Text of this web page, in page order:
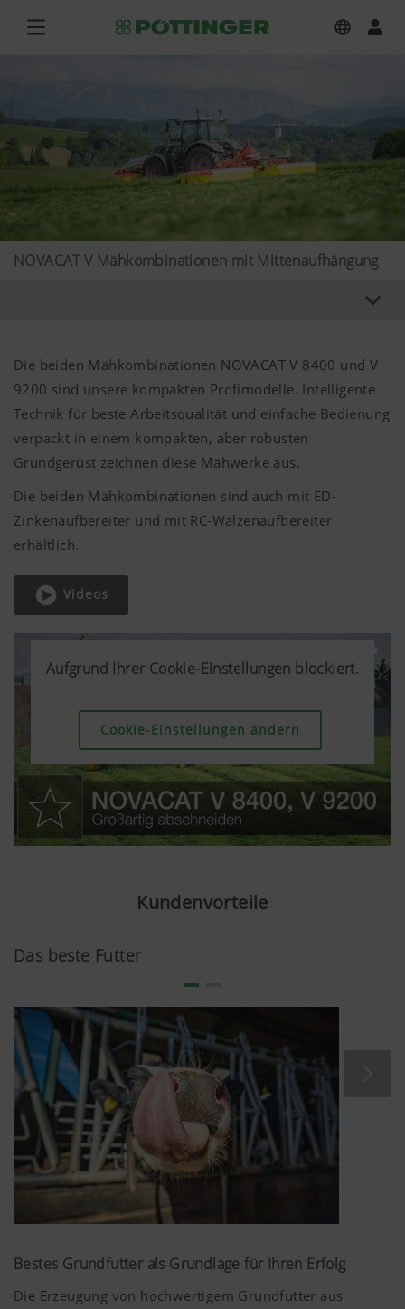
NOVACAT V Mähkombinationen mit Mittenaufhängung
Die beiden Mähkombinationen NOVACAT V 8400 und V
9200 sind unsere kompakten Profimodelle. Intelligente
Technik für beste Arbeitsqualität und einfache Bedienung
verpackt in einem kompakten, aber robusten
Grundgerüst zeichnen diese Mähwerke aus.
Die beiden Mähkombinationen sind auch mit ED-
Zinkenaufbereiter und mit RC-Walzenaufbereiter
erhältlich.
Videos
Aufgrund Ihrer Cookie-Einstellungen blockiert.
Cookie-Einstellungen ändern
Aufgrund Ihrer Cookie-Einstellungen blockiert.
Cookie-Einstellungen ändern
Aufgrund Ihrer Cookie-Einstellungen blockiert.
Cookie-Einstellungen ändern
Kundenvorteile
Das beste Futter
Bestes Grundfutter als Grundlage für Ihren Erfolg
Die Erzeugung von hochwertigem Grundfutter aus